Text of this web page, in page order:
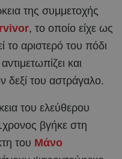
της συμμετοχής
, το οποίο είχε ως
το αριστερό του πόδι
και
δεξί του αστράγαλο.
του ελεύθερου
βγήκε στη
του Μάνο